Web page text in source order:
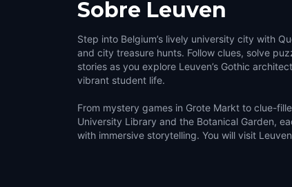
Sobre Leuven
Step into Belgium’s lively university city with
and city treasure hunts. Follow clues, solve
stories as you explore Leuven’s Gothic
vibrant student life.
From mystery games in Grote Markt to clue-
University Library and the Botanical Garden,
with immersive storytelling. You will visit